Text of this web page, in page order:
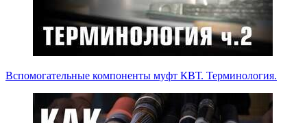
Вспомогательные компоненты муфт КВТ. Терминология.